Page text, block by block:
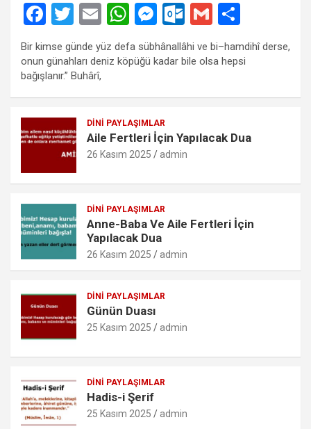
F
ce
b
o
o
k
T
wi
tt
er
E
m
ail
W
h
at
A
p
p
M
es
se
g
er
O
ut
lo
k.
o
G
m
ail
h
ar
Bir kimse günde yüz defa sübhânallâhi ve bi–hamdihî derse,
onun günahları deniz köpüğü kadar bile olsa hepsi
bağışlanır.” Buhârî,
DINI PAYLAŞIMLAR
Aile Fertleri İçin Yapılacak Dua
26 Kasım 2025 admin
DINI PAYLAŞIMLAR
Anne-Baba Ve Aile Fertleri İçin
Yapılacak Dua
26 Kasım 2025 admin
DINI PAYLAŞIMLAR
Günün Duası
25 Kasım 2025 admin
DINI PAYLAŞIMLAR
Hadis-i Şerif
25 Kasım 2025 admin